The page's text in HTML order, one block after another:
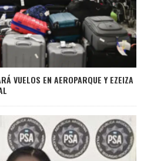
VUELOS EN AEROPARQUE Y EZEIZA